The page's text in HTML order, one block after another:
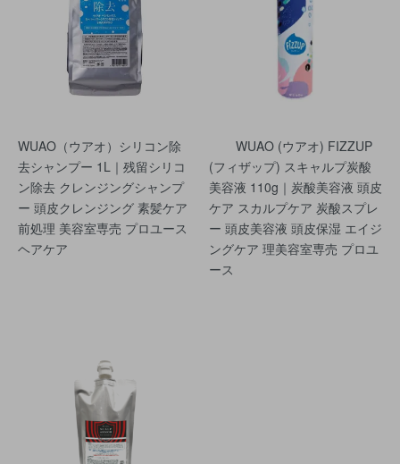
WUAO（ウアオ）シリコン除
去シャンプー 1L｜残留シリコ
ン除去 クレンジングシャンプ
ー 頭皮クレンジング 素髪ケア
前処理 美容室専売 プロユース
ヘアケア
WUAO (ウアオ) FIZZUP
(フィザップ) スキャルプ炭酸
美容液 110g｜炭酸美容液 頭皮
ケア スカルプケア 炭酸スプレ
ー 頭皮美容液 頭皮保湿 エイジ
ングケア 理美容室専売 プロユ
ース